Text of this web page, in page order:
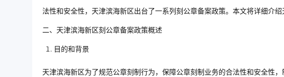
法性和安全性，天津滨海新区出台了一系列刻公章备案政策。本文将详细介绍
二、天津滨海新区刻公章备案政策概述
目的和背景
天津滨海新区为了规范公章刻制行为，保障公章刻制业务的合法性和安全性